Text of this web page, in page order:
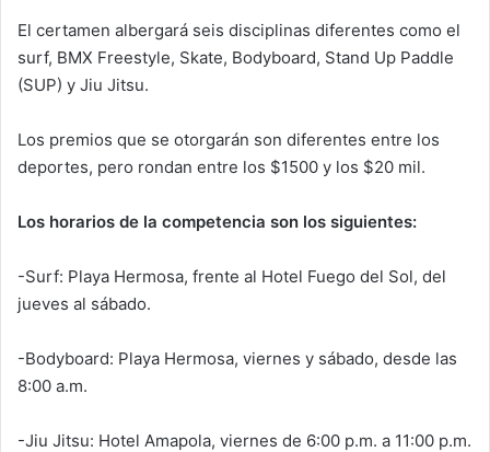
El certamen albergará seis disciplinas diferentes como el
surf, BMX Freestyle, Skate, Bodyboard, Stand Up Paddle
(SUP) y Jiu Jitsu.
Los premios que se otorgarán son diferentes entre los
deportes, pero rondan entre los $1500 y los $20 mil.
Los horarios de la competencia son los siguientes:
-Surf: Playa Hermosa, frente al Hotel Fuego del Sol, del
jueves al sábado.
-Bodyboard: Playa Hermosa, viernes y sábado, desde las
8:00 a.m.
-Jiu Jitsu: Hotel Amapola, viernes de 6:00 p.m. a 11:00 p.m.